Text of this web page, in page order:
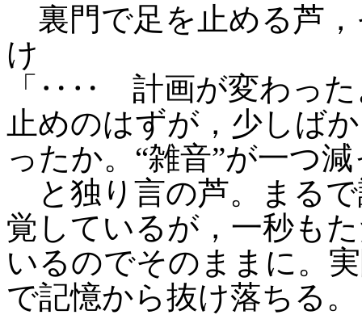
裏門で足を止める芦
け
「‥‥ 計画が変わっ
止めのはずが，少しば
ったか。“雑音”が一つ
と独り言の芦。まる
覚しているが，一秒も
いるのでそのままに。
で記憶から抜け落ちる。